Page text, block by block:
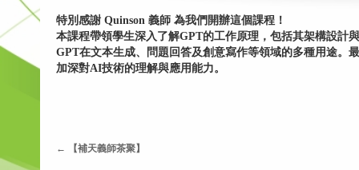
特別感謝 Quinson 義師 為我們開辦這個課程！
本課程帶領學生深入了解GPT的工作原理，包括其架構設計
GPT在文本生成、問題回答及創意寫作等領域的多種用途。
加深對AI技術的理解與應用能力。
← 【補天義師茶聚】